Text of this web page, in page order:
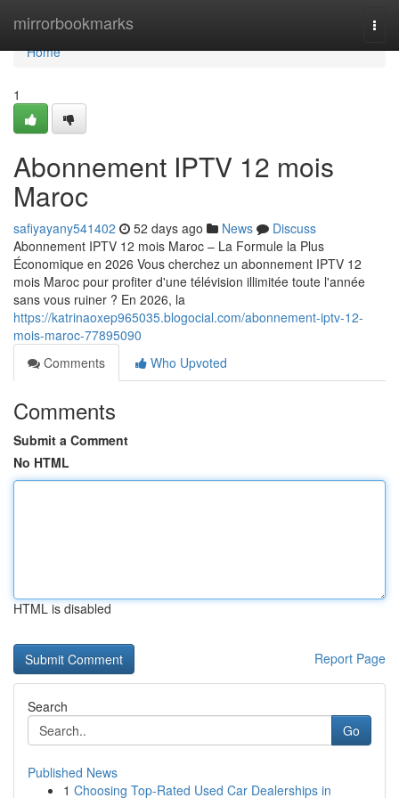
mirrorbookmarks
Home
Home
1
Abonnement IPTV 12 mois
Maroc
safiyayany541402 52 days ago News
Discuss
Abonnement IPTV 12 mois Maroc – La Formule la Plus
Économique en 2026 Vous cherchez un abonnement IPTV 12
mois Maroc pour profiter d'une télévision illimitée toute l'année
sans vous ruiner ? En 2026, la
https://katrinaoxep965035.blogocial.com/abonnement-iptv-12-
mois-maroc-77895090
Comments
Who Upvoted
Comments
Submit a Comment
No HTML
HTML is disabled
Report Page
Search
Go
Published News
1 Choosing Top-Rated Used Car Dealerships in